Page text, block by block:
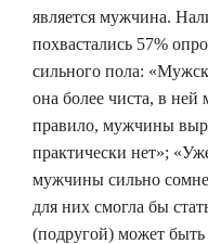
является мужчина.
похвастались 57%
сильного пола:
она более чиста, в ней
правило, мужчины
практически нет»;
мужчины сильно
для них смогла бы
(подругой) может быть